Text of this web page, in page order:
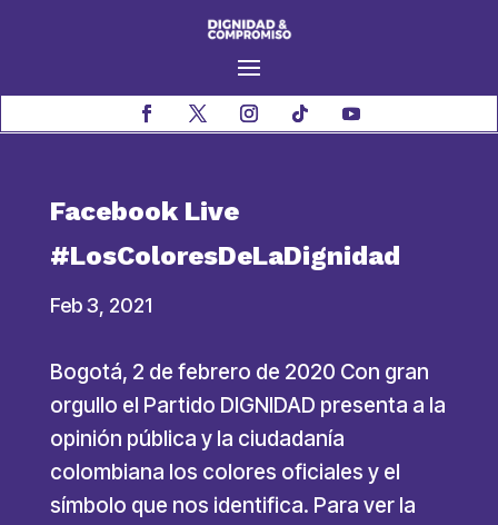
Facebook Live
#LosColoresDeLaDignidad
Feb 3, 2021
Bogotá, 2 de febrero de 2020 Con gran
orgullo el Partido DIGNIDAD presenta a la
opinión pública y la ciudadanía
colombiana los colores oficiales y el
símbolo que nos identifica. Para ver la